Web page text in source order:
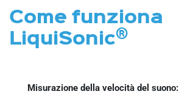
Come funziona
LiquiSonic®
Misurazione della velocità del suono: